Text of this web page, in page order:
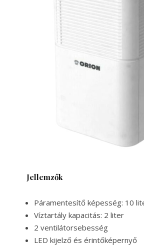
Jellemzők
Páramentesítő képesség: 10
Víztartály kapacitás: 2 liter
2 ventilátorsebesség
LED kijelző és érintőképernyő